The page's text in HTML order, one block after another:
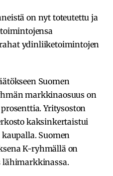
on nyt toteutettu ja
ydinliiketoimintojen
Suomen
markkinaosuus on
Yritysoston
kaksinkertaistui
Suomen
K-ryhmällä on
lähimarkkinassa.